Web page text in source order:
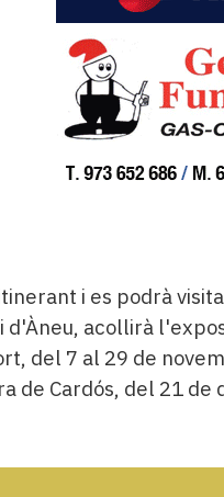
i es podrà
d'Àneu, acollirà
del 7 al 29 de
de Cardós, del 21